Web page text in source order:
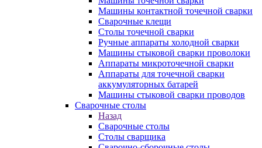
Машины контактной точечной сварки
Сварочные клещи
Столы точечной сварки
Ручные аппараты холодной сварки
Машины стыковой сварки проволоки
Аппараты микроточечной сварки
Аппараты для точечной сварки
аккумуляторных батарей
Машины стыковой сварки проводов
Сварочные столы
Назад
Сварочные столы
Столы сварщика